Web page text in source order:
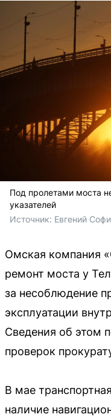
Под пролетами моста
указателей
Источник: Евгений
Омская компания
ремонт моста у
за несоблюдение
эксплуатации
Сведения об этом
проверок
В мае
наличие